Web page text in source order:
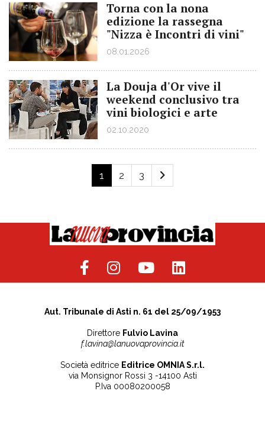
Torna con la nona
edizione la rassegna
"Nizza è Incontri di vini"
08.01.2026
La Douja d'Or vive il
weekend conclusivo tra
vini biologici e arte
02.10.2020
1 2 3
Aut. Tribunale di Asti n. 61 del 25/09/1953
Direttore Fulvio Lavina
f.lavina@lanuovaprovincia.it
Società editrice Editrice OMNIA S.r.l.
via Monsignor Rossi 3 -14100 Asti
P.Iva 00080200058